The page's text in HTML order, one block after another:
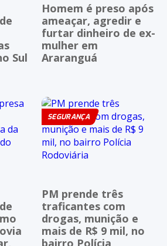
Sul
Homem é preso após
ameaçar, agredir e
furtar dinheiro de ex-
mulher em
Araranguá
SEGURANÇA
PM prende três
traficantes com
drogas, munição e
mais de R$ 9 mil, no
bairro Polícia